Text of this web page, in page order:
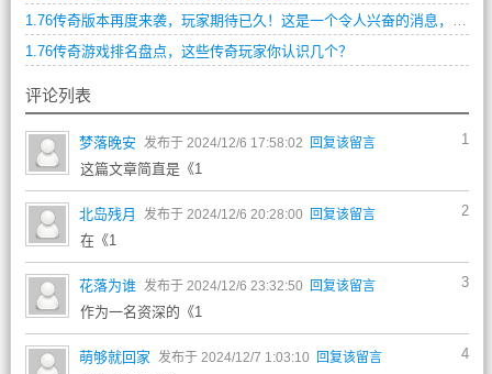
1.76传奇版本再度来袭，玩家期待已久！这是一个令人兴奋的消息，许多老玩家都在翘首以待这个版本的到来。
1.76传奇游戏排名盘点，这些传奇玩家你认识几个？
评论列表
1
梦落晚安 发布于 2024/12/6 17:58:02 回复该留言
这篇文章简直是《1
2
北岛残月 发布于 2024/12/6 20:28:00 回复该留言
在《1
3
花落为谁 发布于 2024/12/6 23:32:50 回复该留言
作为一名资深的《1
4
萌够就回家 发布于 2024/12/7 1:03:10 回复该留言